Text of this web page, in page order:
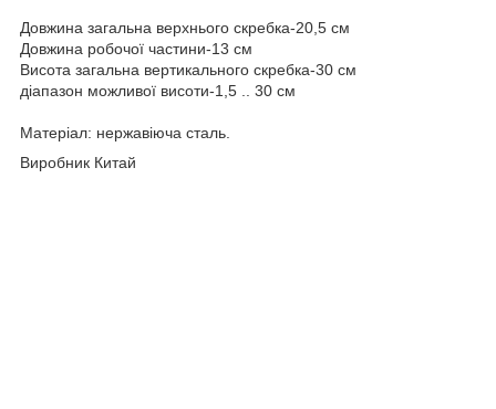
Довжина загальна верхнього скребка-20,5 см
Довжина робочої частини-13 см
Висота загальна вертикального скребка-30 см
діапазон можливої висоти-1,5 .. 30 см
Матеріал: нержавіюча сталь.
Виробник Китай